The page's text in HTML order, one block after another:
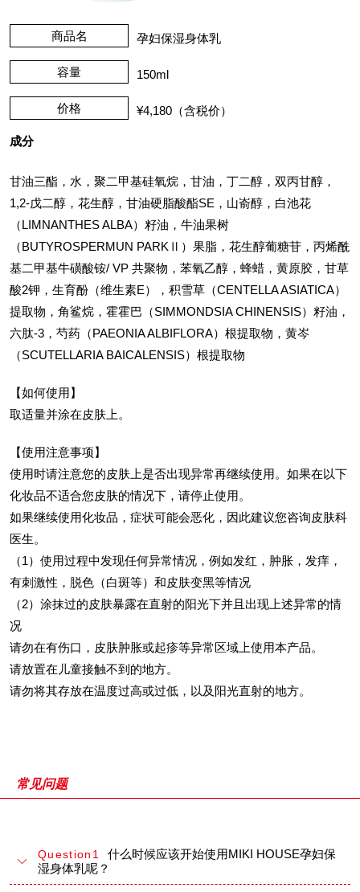
商品名 孕妇保湿身体乳
容量 150ml
价格 ¥4,180（含税价）
成分
甘油三酯，水，聚二甲基硅氧烷，甘油，丁二醇，双丙甘醇，
1,2-戊二醇，花生醇，甘油硬脂酸酯SE，山嵛醇，白池花
（LIMNANTHES ALBA）籽油，牛油果树
（BUTYROSPERMUN PARKⅡ）果脂，花生醇葡糖苷，丙烯酰
基二甲基牛磺酸铵/ VP 共聚物，苯氧乙醇，蜂蜡，黄原胶，甘草
酸2钾，生育酚（维生素E），积雪草（CENTELLA ASIATICA）
提取物，角鲨烷，霍霍巴（SIMMONDSIA CHINENSIS）籽油，
六肽-3，芍药（PAEONIA ALBIFLORA）根提取物，黄岑
（SCUTELLARIA BAICALENSIS）根提取物
【如何使用】
取适量并涂在皮肤上。
【使用注意事项】
使用时请注意您的皮肤上是否出现异常再继续使用。如果在以下
化妆品不适合您皮肤的情况下，请停止使用。
如果继续使用化妆品，症状可能会恶化，因此建议您咨询皮肤科
医生。
（1）使用过程中发现任何异常情况，例如发红，肿胀，发痒，
有刺激性，脱色（白斑等）和皮肤变黑等情况
（2）涂抹过的皮肤暴露在直射的阳光下并且出现上述异常的情
况
请勿在有伤口，皮肤肿胀或起疹等异常区域上使用本产品。
请放置在儿童接触不到的地方。
请勿将其存放在温度过高或过低，以及阳光直射的地方。
常见问题
Question1
什么时候应该开始使用MIKI HOUSE孕妇保
湿身体乳呢？